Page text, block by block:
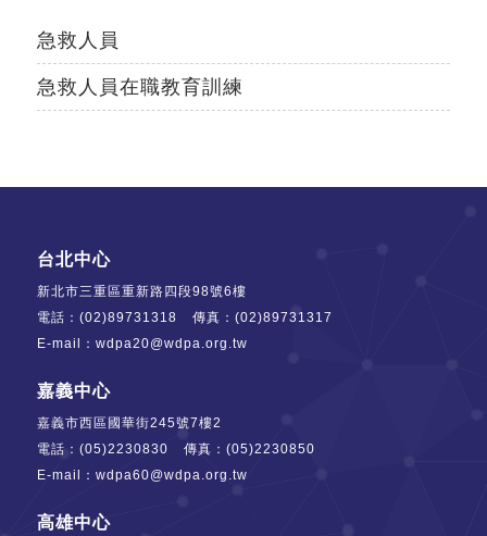
急救人員
急救人員在職教育訓練
台北中心
新北市三重區重新路四段98號6樓
電話： (02)89731318
傳真：(02)89731317
E-mail： wdpa20@wdpa.org.tw
嘉義中心
嘉義市西區國華街245號7樓2
電話： (05)2230830
傳真：(05)2230850
E-mail： wdpa60@wdpa.org.tw
高雄中心